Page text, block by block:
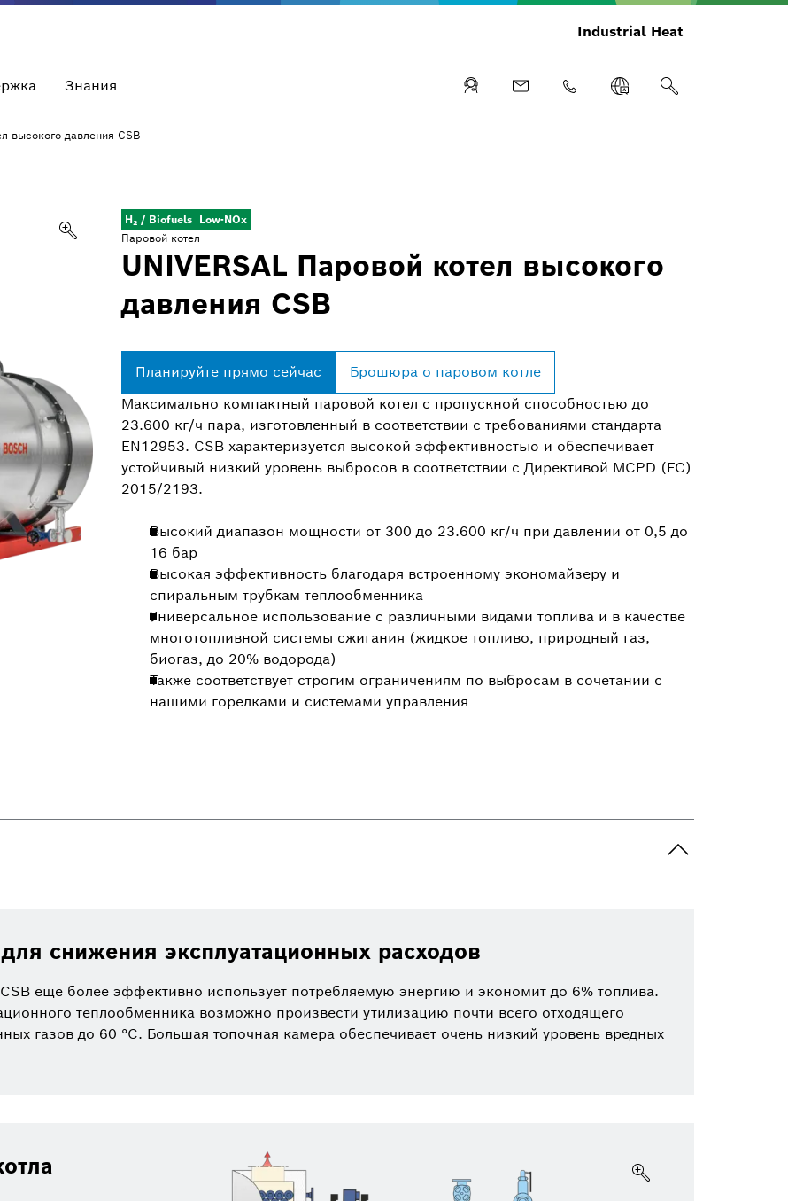
Industrial Heat
Знания
высокого давления CSB
H₂ / Biofuels Low-NOx
Паровой котел
UNIVERSAL Паровой котел высокого
давления CSB
Планируйте прямо сейчас
Брошюра о паровом котле
Максимально компактный паровой котел с пропускной способностью до
23.600 кг/ч пара, изготовленный в соответствии с требованиями стандарта
EN12953. CSB характеризуется высокой эффективностью и обеспечивает
устойчивый низкий уровень выбросов в соответствии с Директивой MCPD (ЕС)
2015/2193.
Высокий диапазон мощности от 300 до 23.600 кг/ч при давлении от 0,5 до
16 бар
Высокая эффективность благодаря встроенному экономайзеру и
спиральным трубкам теплообменника
Универсальное использование с различными видами топлива и в качестве
многотопливной системы сжигания (жидкое топливо, природный газ,
биогаз, до 20% водорода)
Также соответствует строгим ограничениям по выбросам в сочетании с
нашими горелками и системами управления
снижения эксплуатационных расходов
еще более эффективно использует потребляемую энергию и экономит до 6% топлива.
теплообменника возможно произвести утилизацию почти всего отходящего
газов до 60 °C. Большая топочная камера обеспечивает очень низкий уровень вредных